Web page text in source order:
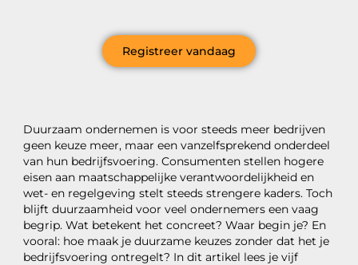
Duurzaam ondernemen is voor steeds meer bedrijven
geen keuze meer, maar een vanzelfsprekend onderdeel
van hun bedrijfsvoering. Consumenten stellen hogere
eisen aan maatschappelijke verantwoordelijkheid en
wet- en regelgeving stelt steeds strengere kaders. Toch
blijft duurzaamheid voor veel ondernemers een vaag
begrip. Wat betekent het concreet? Waar begin je? En
vooral: hoe maak je duurzame keuzes zonder dat het je
bedrijfsvoering ontregelt? In dit artikel lees je vijf
Registreer vandaag